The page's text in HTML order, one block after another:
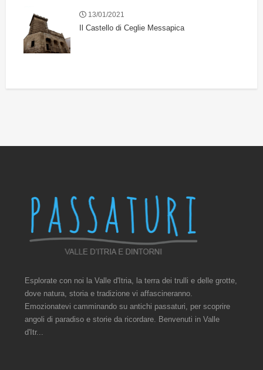
13/01/2021
Il Castello di Ceglie Messapica
Esplorate con noi la Valle d'Itria, la terra dei trulli e delle grotte,
dove natura, storia e tradizione vi affascineranno.
Emozionatevi camminando su antichi passaturi, per scoprire
angoli di paradiso e storie da ricordare. Benvenuti in Valle
d'Itr...